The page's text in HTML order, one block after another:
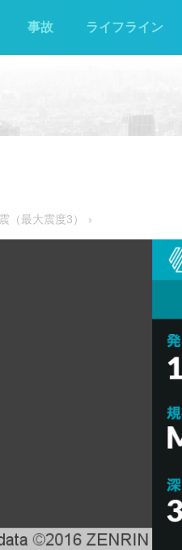
事故 ライフライン
（最大震度3）